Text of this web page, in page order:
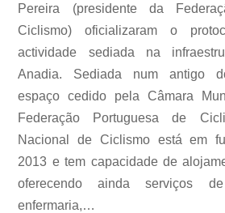
Pereira (presidente da
Ciclismo) oficializaram o
actividade sediada na
Anadia. Sediada num antigo
espaço cedido pela Câmara
Federação Portuguesa de
Nacional de Ciclismo está em
2013 e tem capacidade de
oferecendo ainda serviços
enfermaria,…